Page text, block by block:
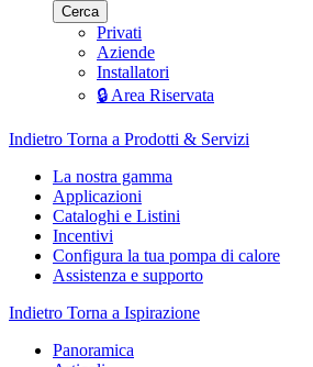
Cerca
Privati
Aziende
Installatori
🔒 Area Riservata
Indietro Torna a Prodotti & Servizi
La nostra gamma
Applicazioni
Cataloghi e Listini
Incentivi
Configura la tua pompa di calore
Assistenza e supporto
Indietro Torna a Ispirazione
Panoramica